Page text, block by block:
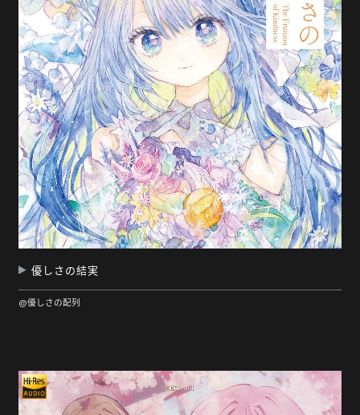
優しさの結実
@優しさの配列